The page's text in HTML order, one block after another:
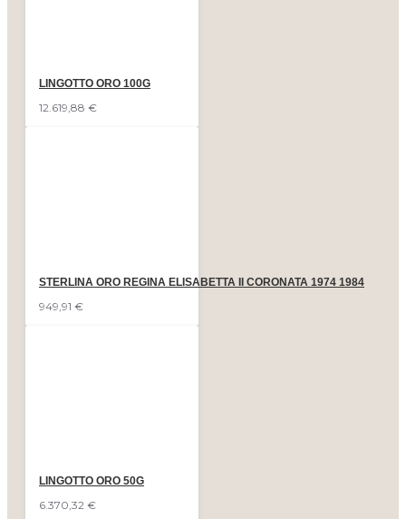
LINGOTTO ORO 100G
12.619,88 €
STERLINA ORO REGINA ELISABETTA II CORONATA 1974 1984
949,91 €
LINGOTTO ORO 50G
6.370,32 €